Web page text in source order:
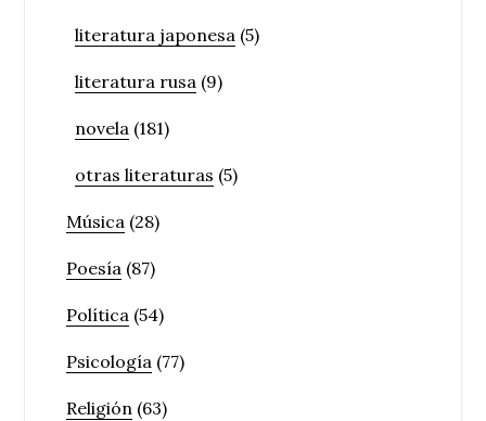
literatura japonesa (5)
literatura rusa (9)
novela (181)
otras literaturas (5)
Música (28)
Poesía (87)
Política (54)
Psicología (77)
Religión (63)